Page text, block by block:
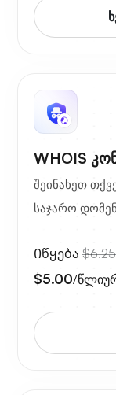
WHOIS
შეინახეთ
საჯარო
Იწყება $6.25
$5.00/